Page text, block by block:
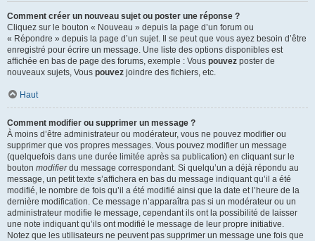
Comment créer un nouveau sujet ou poster une réponse ?
Cliquez sur le bouton « Nouveau » depuis la page d’un forum ou
« Répondre » depuis la page d’un sujet. Il se peut que vous ayez besoin d’être
enregistré pour écrire un message. Une liste des options disponibles est
affichée en bas de page des forums, exemple : Vous pouvez poster de
nouveaux sujets, Vous pouvez joindre des fichiers, etc.
Haut
Comment modifier ou supprimer un message ?
À moins d’être administrateur ou modérateur, vous ne pouvez modifier ou
supprimer que vos propres messages. Vous pouvez modifier un message
(quelquefois dans une durée limitée après sa publication) en cliquant sur le
bouton modifierdu message correspondant. Si quelqu’un a déjà répondu au
message, un petit texte s’affichera en bas du message indiquant qu’il a été
modifié, le nombre de fois qu’il a été modifié ainsi que la date et l’heure de la
dernière modification. Ce message n’apparaîtra pas si un modérateur ou un
administrateur modifie le message, cependant ils ont la possibilité de laisser
une note indiquant qu’ils ont modifié le message de leur propre initiative.
Notez que les utilisateurs ne peuvent pas supprimer un message une fois que